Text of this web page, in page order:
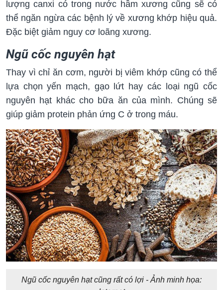
lượng canxi có trong nước hầm xương cũng sẽ có
thể ngăn ngừa các bệnh lý về xương khớp hiệu quả.
Đặc biệt giảm nguy cơ loãng xương.
Ngũ cốc nguyên hạt
Thay vì chỉ ăn cơm, người bị viêm khớp cũng có thể
lựa chọn yến mạch, gạo lứt hay các loại ngũ cốc
nguyên hạt khác cho bữa ăn của mình. Chúng sẽ
giúp giảm protein phản ứng C ở trong máu.
Ngũ cốc nguyên hạt cũng rất có lợi - Ảnh minh họa: